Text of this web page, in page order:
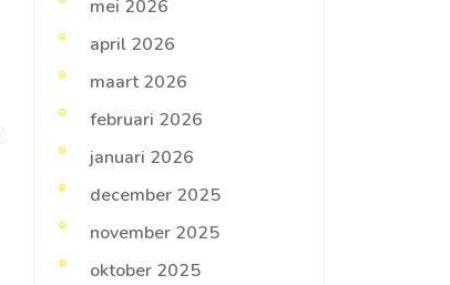
mei 2026
april 2026
maart 2026
februari 2026
januari 2026
december 2025
november 2025
oktober 2025